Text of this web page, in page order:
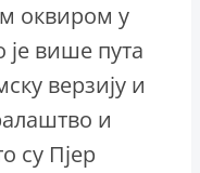
оквиром у
је више пута
верзију и
и
су Пјер